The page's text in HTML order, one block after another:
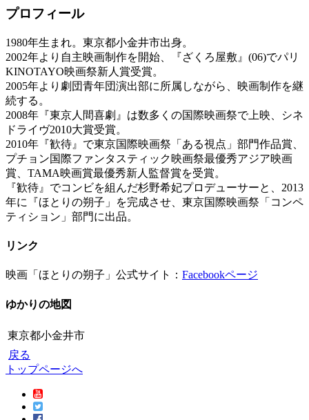
プロフィール
1980年生まれ。東京都小金井市出身。
2002年より自主映画制作を開始、『ざくろ屋敷』(06)でパリ
KINOTAYO映画祭新人賞受賞。
2005年より劇団青年団演出部に所属しながら、映画制作を継
続する。
2008年『東京人間喜劇』は数多くの国際映画祭で上映、シネ
ドライヴ2010大賞受賞。
2010年『歓待』で東京国際映画祭「ある視点」部門作品賞、
プチョン国際ファンタスティック映画祭最優秀アジア映画
賞、TAMA映画賞最優秀新人監督賞を受賞。
『歓待』でコンビを組んだ杉野希妃プロデューサーと、2013
年に『ほとりの朔子」を完成させ、東京国際映画祭「コンペ
ティション」部門に出品。
リンク
映画「ほとりの朔子」公式サイト： Facebookページ
ゆかりの地図
東京都小金井市
戻る
トップページへ